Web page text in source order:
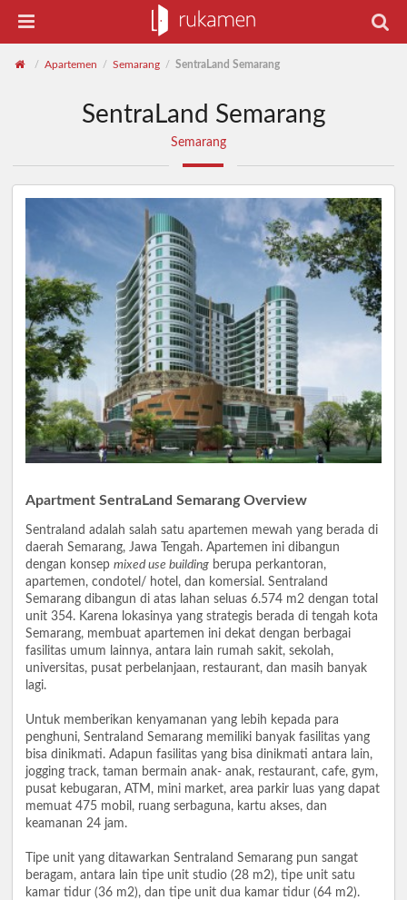
/ Apartemen / Semarang / SentraLand Semarang
SentraLand Semarang
Semarang
Apartment SentraLand Semarang Overview
Sentraland adalah salah satu apartemen mewah yang berada di
daerah Semarang, Jawa Tengah. Apartemen ini dibangun
dengan konsep mixed use building berupa perkantoran,
apartemen, condotel/ hotel, dan komersial. Sentraland
Semarang dibangun di atas lahan seluas 6.574 m2 dengan total
unit 354. Karena lokasinya yang strategis berada di tengah kota
Semarang, membuat apartemen ini dekat dengan berbagai
fasilitas umum lainnya, antara lain rumah sakit, sekolah,
universitas, pusat perbelanjaan, restaurant, dan masih banyak
lagi.
Untuk memberikan kenyamanan yang lebih kepada para
penghuni, Sentraland Semarang memiliki banyak fasilitas yang
bisa dinikmati. Adapun fasilitas yang bisa dinikmati antara lain,
jogging track, taman bermain anak- anak, restaurant, cafe, gym,
pusat kebugaran, ATM, mini market, area parkir luas yang dapat
memuat 475 mobil, ruang serbaguna, kartu akses, dan
keamanan 24 jam.
Tipe unit yang ditawarkan Sentraland Semarang pun sangat
beragam, antara lain tipe unit studio (28 m2), tipe unit satu
kamar tidur (36 m2), dan tipe unit dua kamar tidur (64 m2).